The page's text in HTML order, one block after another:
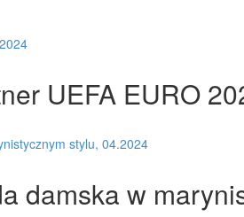
UEFA EURO
damska w